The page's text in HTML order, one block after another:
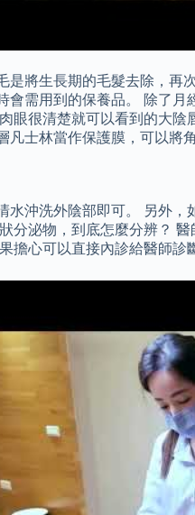
是將生長期的毛髮去除，
需用到的保養品。 除了
眼很清楚就可以看到的大
士林當作保護膜，可以將
沖洗外陰部即可。 另外
分泌物，到底怎麼分辨？
擔心可以直接內診給醫師診